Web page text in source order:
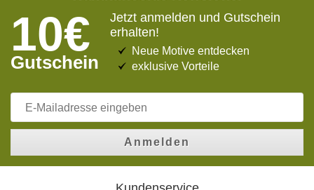
10€
Gutschein
Jetzt anmelden und Gutschein
erhalten!
Neue Motive entdecken
exklusive Vorteile
Anmelden